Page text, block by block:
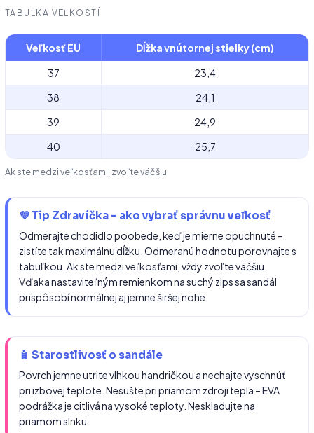
TABUĽKA VEĽKOSTÍ
Veľkosť EU
Dĺžka vnútornej stielky (cm)
37
23,4
38
24,1
39
24,9
40
25,7
Ak ste medzi veľkosťami, zvoľte väčšiu.
💜 Tip Zdravíčka – ako vybrať správnu veľkosť
Odmerajte chodidlo poobede, keď je mierne opuchnuté –
zistíte tak maximálnu dĺžku. Odmeranú hodnotu porovnajte s
tabuľkou. Ak ste medzi veľkosťami, vždy zvoľte väčšiu.
Vďaka nastaviteľným remienkom na suchý zips sa sandál
prispôsobí normálnej aj jemne širšej nohe.
🧴 Starostlivosť o sandále
Povrch jemne utrite vlhkou handričkou a nechajte vyschnúť
pri izbovej teplote. Nesušte pri priamom zdroji tepla – EVA
podrážka je citlivá na vysoké teploty. Neskladujte na
priamom slnku.